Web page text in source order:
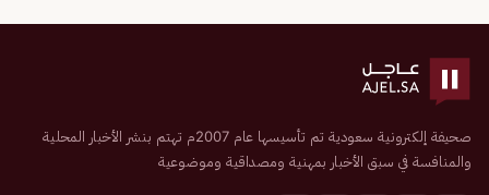
صحيفة إلكترونية سعودية تم تأسيسها عام 2007م تهتم بنشر الأخبار المحلية
والمنافسة في سبق الأخبار بمهنية ومصداقية وموضوعية